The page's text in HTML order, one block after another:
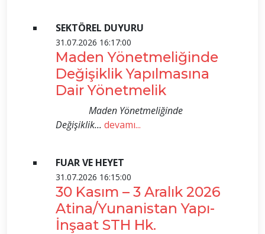
SEKTÖREL DUYURU
31.07.2026 16:17:00
Maden Yönetmeliğinde
Değişiklik Yapılmasına
Dair Yönetmelik
Maden Yönetmeliğinde
Değişiklik... devamı...
FUAR VE HEYET
31.07.2026 16:15:00
30 Kasım – 3 Aralık 2026
Atina/Yunanistan Yapı-
İnşaat STH Hk.